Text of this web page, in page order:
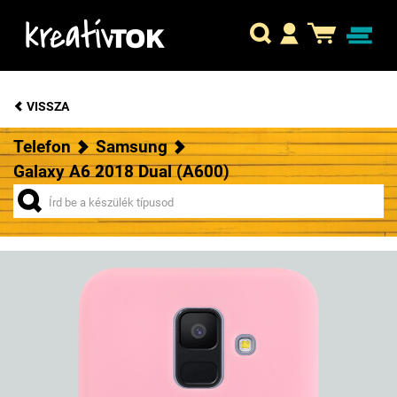
VISSZA
Telefon
Samsung
Galaxy A6 2018 Dual (A600)